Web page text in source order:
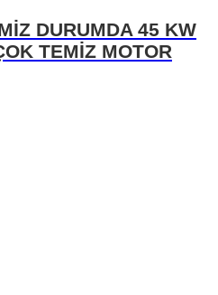
DURUMDA 45 KW
TEMİZ MOTOR